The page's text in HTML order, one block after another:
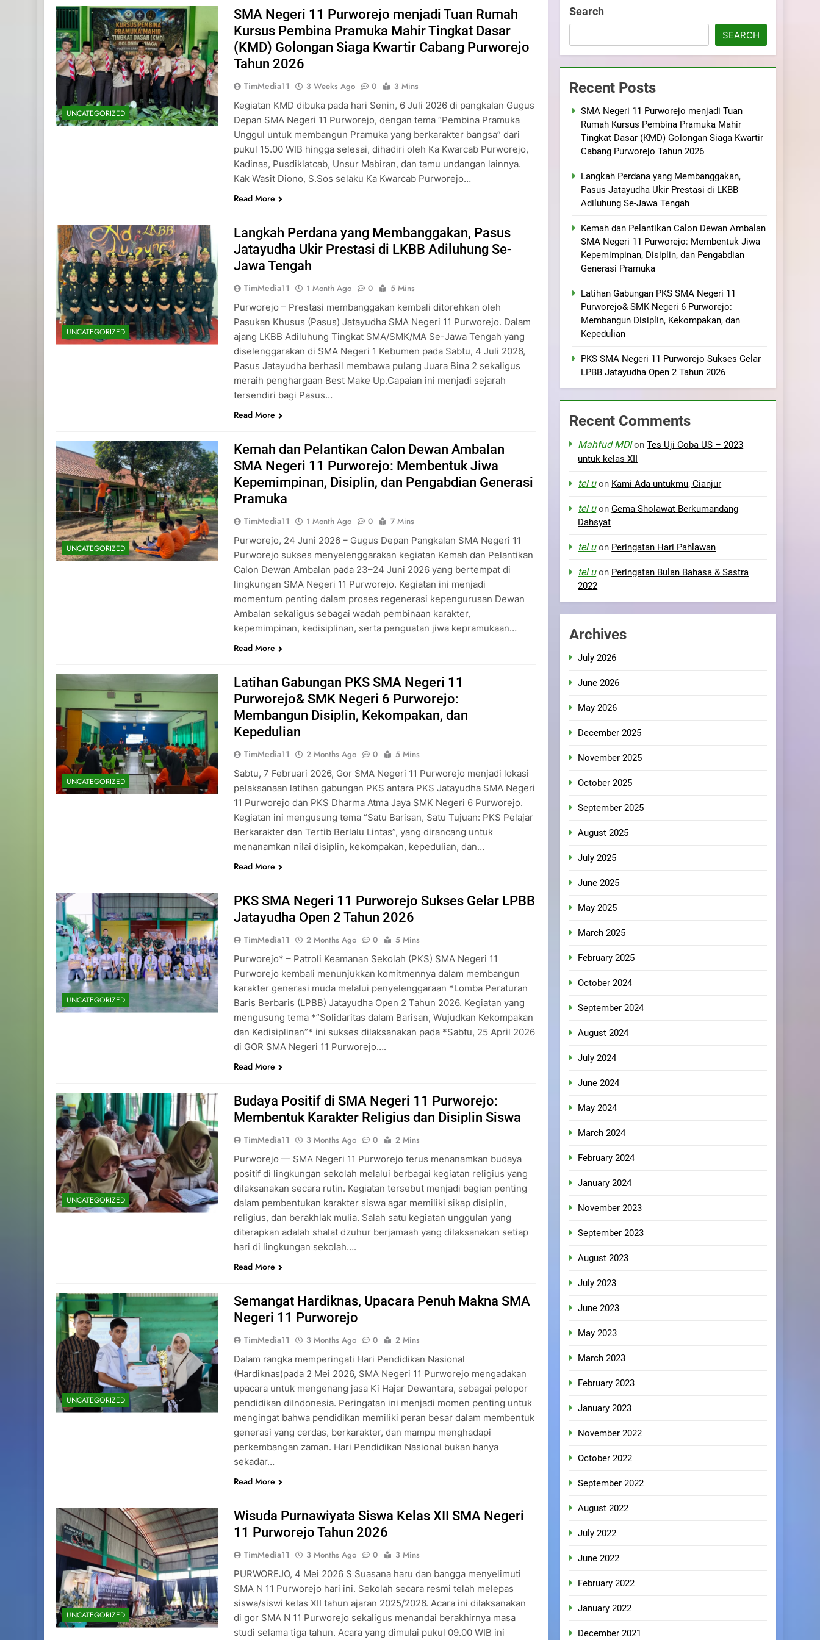
Pengabdian Generasi Pramuka
UNCATEGORIZED
SMA Negeri 11 Purworejo menjadi Tuan Rumah
Kursus Pembina Pramuka Mahir Tingkat Dasar
(KMD) Golongan Siaga Kwartir Cabang Purworejo
Tahun 2026
TimMedia11 3 Weeks Ago 0
3 Mins
Kegiatan KMD dibuka pada hari Senin, 6 Juli 2026 di pangkalan Gugus
Depan SMA Negeri 11 Purworejo, dengan tema “Pembina Pramuka
Unggul untuk membangun Pramuka yang berkarakter bangsa” dari
pukul 15.00 WIB hingga selesai, dihadiri oleh Ka Kwarcab Purworejo,
Kadinas, Pusdiklatcab, Unsur Mabiran, dan tamu undangan lainnya.
Kak Wasit Diono, S.Sos selaku Ka Kwarcab Purworejo…
Read More
UNCATEGORIZED
Langkah Perdana yang Membanggakan, Pasus
Jatayudha Ukir Prestasi di LKBB Adiluhung Se-
Jawa Tengah
TimMedia11 1 Month Ago 0
5 Mins
Purworejo – Prestasi membanggakan kembali ditorehkan oleh
Pasukan Khusus (Pasus) Jatayudha SMA Negeri 11 Purworejo. Dalam
ajang LKBB Adiluhung Tingkat SMA/SMK/MA Se-Jawa Tengah yang
diselenggarakan di SMA Negeri 1 Kebumen pada Sabtu, 4 Juli 2026,
Pasus Jatayudha berhasil membawa pulang Juara Bina 2 sekaligus
meraih penghargaan Best Make Up.Capaian ini menjadi sejarah
tersendiri bagi Pasus…
Read More
UNCATEGORIZED
Kemah dan Pelantikan Calon Dewan Ambalan
SMA Negeri 11 Purworejo: Membentuk Jiwa
Kepemimpinan, Disiplin, dan Pengabdian Generasi
Pramuka
TimMedia11 1 Month Ago 0
7 Mins
Purworejo, 24 Juni 2026 – Gugus Depan Pangkalan SMA Negeri 11
Purworejo sukses menyelenggarakan kegiatan Kemah dan Pelantikan
Calon Dewan Ambalan pada 23–24 Juni 2026 yang bertempat di
lingkungan SMA Negeri 11 Purworejo. Kegiatan ini menjadi
momentum penting dalam proses regenerasi kepengurusan Dewan
Ambalan sekaligus sebagai wadah pembinaan karakter,
kepemimpinan, kedisiplinan, serta penguatan jiwa kepramukaan…
Read More
UNCATEGORIZED
Latihan Gabungan PKS SMA Negeri 11
Purworejo& SMK Negeri 6 Purworejo:
Membangun Disiplin, Kekompakan, dan
Kepedulian
TimMedia11 2 Months Ago 0
5 Mins
Sabtu, 7 Februari 2026, Gor SMA Negeri 11 Purworejo menjadi lokasi
pelaksanaan latihan gabungan PKS antara PKS Jatayudha SMA Negeri
11 Purworejo dan PKS Dharma Atma Jaya SMK Negeri 6 Purworejo.
Kegiatan ini mengusung tema “Satu Barisan, Satu Tujuan: PKS Pelajar
Berkarakter dan Tertib Berlalu Lintas”, yang dirancang untuk
menanamkan nilai disiplin, kekompakan, kepedulian, dan…
Read More
UNCATEGORIZED
PKS SMA Negeri 11 Purworejo Sukses Gelar LPBB
Jatayudha Open 2 Tahun 2026
TimMedia11 2 Months Ago 0
5 Mins
Purworejo* – Patroli Keamanan Sekolah (PKS) SMA Negeri 11
Purworejo kembali menunjukkan komitmennya dalam membangun
karakter generasi muda melalui penyelenggaraan *Lomba Peraturan
Baris Berbaris (LPBB) Jatayudha Open 2 Tahun 2026. Kegiatan yang
mengusung tema *”Solidaritas dalam Barisan, Wujudkan Kekompakan
dan Kedisiplinan”* ini sukses dilaksanakan pada *Sabtu, 25 April 2026
di GOR SMA Negeri 11 Purworejo….
Read More
UNCATEGORIZED
Budaya Positif di SMA Negeri 11 Purworejo:
Membentuk Karakter Religius dan Disiplin Siswa
TimMedia11 3 Months Ago 0
2 Mins
Purworejo — SMA Negeri 11 Purworejo terus menanamkan budaya
positif di lingkungan sekolah melalui berbagai kegiatan religius yang
dilaksanakan secara rutin. Kegiatan tersebut menjadi bagian penting
dalam pembentukan karakter siswa agar memiliki sikap disiplin,
religius, dan berakhlak mulia. Salah satu kegiatan unggulan yang
diterapkan adalah shalat dzuhur berjamaah yang dilaksanakan setiap
hari di lingkungan sekolah….
Read More
UNCATEGORIZED
Semangat Hardiknas, Upacara Penuh Makna SMA
Negeri 11 Purworejo
TimMedia11 3 Months Ago 0
2 Mins
Dalam rangka memperingati Hari Pendidikan Nasional
(Hardiknas)pada 2 Mei 2026, SMA Negeri 11 Purworejo mengadakan
upacara untuk mengenang jasa Ki Hajar Dewantara, sebagai pelopor
pendidikan diIndonesia. Peringatan ini menjadi momen penting untuk
mengingat bahwa pendidikan memiliki peran besar dalam membentuk
generasi yang cerdas, berkarakter, dan mampu menghadapi
perkembangan zaman. Hari Pendidikan Nasional bukan hanya
sekadar…
Read More
UNCATEGORIZED
Wisuda Purnawiyata Siswa Kelas XII SMA Negeri
11 Purworejo Tahun 2026
TimMedia11 3 Months Ago 0
3 Mins
PURWOREJO, 4 Mei 2026 S Suasana haru dan bangga menyelimuti
SMA N 11 Purworejo hari ini. Sekolah secara resmi telah melepas
siswa/siswi kelas XII tahun ajaran 2025/2026. Acara ini dilaksanakan
di gor SMA N 11 Purworejo sekaligus menandai berakhirnya masa
studi selama tiga tahun. Acara yang dimulai pukul 09.00 WIB ini
Search
SEARCH
Recent Posts
SMA Negeri 11 Purworejo menjadi Tuan
Rumah Kursus Pembina Pramuka Mahir
Tingkat Dasar (KMD) Golongan Siaga Kwartir
Cabang Purworejo Tahun 2026
Langkah Perdana yang Membanggakan,
Pasus Jatayudha Ukir Prestasi di LKBB
Adiluhung Se-Jawa Tengah
Kemah dan Pelantikan Calon Dewan Ambalan
SMA Negeri 11 Purworejo: Membentuk Jiwa
Kepemimpinan, Disiplin, dan Pengabdian
Generasi Pramuka
Latihan Gabungan PKS SMA Negeri 11
Purworejo& SMK Negeri 6 Purworejo:
Membangun Disiplin, Kekompakan, dan
Kepedulian
PKS SMA Negeri 11 Purworejo Sukses Gelar
LPBB Jatayudha Open 2 Tahun 2026
Recent Comments
Mahfud MDIonTes Uji Coba US – 2023
untuk kelas XII
tel uon Kami Ada untukmu, Cianjur
tel uonGema Sholawat Berkumandang
Dahsyat
tel uon Peringatan Hari Pahlawan
tel uon Peringatan Bulan Bahasa & Sastra
2022
Archives
July 2026
June 2026
May 2026
December 2025
November 2025
October 2025
September 2025
August 2025
July 2025
June 2025
May 2025
March 2025
February 2025
October 2024
September 2024
August 2024
July 2024
June 2024
May 2024
March 2024
February 2024
January 2024
November 2023
September 2023
August 2023
July 2023
June 2023
May 2023
March 2023
February 2023
January 2023
November 2022
October 2022
September 2022
August 2022
July 2022
June 2022
February 2022
January 2022
December 2021